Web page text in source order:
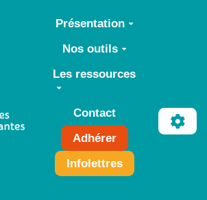
principal
Présentation
Nos outils
Les ressources
Contact
Adhérer
Infolettres